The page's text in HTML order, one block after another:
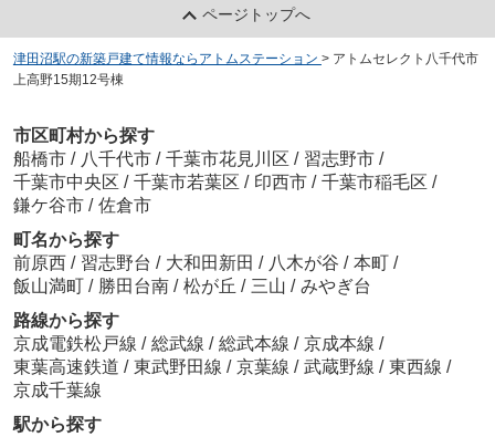
ページトップへ
津田沼駅の新築戸建て情報ならアトムステーション > アトムセレクト八千代市
上高野15期12号棟
市区町村から探す
船橋市 / 八千代市 / 千葉市花見川区 / 習志野市 /
千葉市中央区 / 千葉市若葉区 / 印西市 / 千葉市稲毛区 /
鎌ケ谷市 / 佐倉市
町名から探す
前原西 / 習志野台 / 大和田新田 / 八木が谷 / 本町 /
飯山満町 / 勝田台南 / 松が丘 / 三山 / みやぎ台
路線から探す
京成電鉄松戸線 / 総武線 / 総武本線 / 京成本線 /
東葉高速鉄道 / 東武野田線 / 京葉線 / 武蔵野線 / 東西線 /
京成千葉線
駅から探す